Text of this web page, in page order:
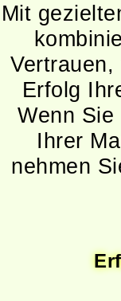
Mit
Erfolg
Wenn
Ihrer
nehmen